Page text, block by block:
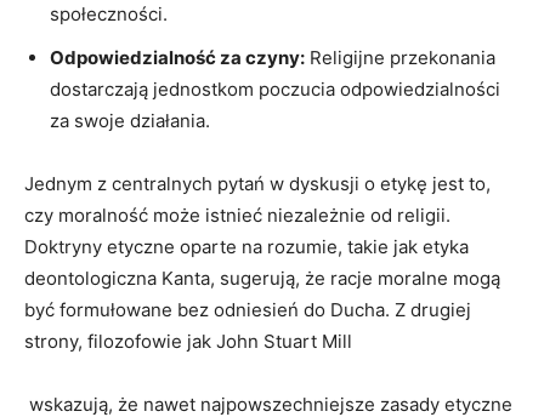
społeczności.
Odpowiedzialność⁣ za czyny: Religijne przekonania
dostarczają jednostkom poczucia odpowiedzialności
za swoje działania.
Jednym z centralnych pytań w dyskusji o etykę jest to,​
czy moralność może​ istnieć niezależnie ​od religii.
Doktryny etyczne oparte na rozumie, takie jak etyka
deontologiczna Kanta, sugerują, że ⁤racje moralne‍ mogą
być formułowane bez odniesień do Ducha. Z drugiej
strony, filozofowie jak John ⁤Stuart Mill
‍ wskazują, że nawet najpowszechniejsze zasady etyczne